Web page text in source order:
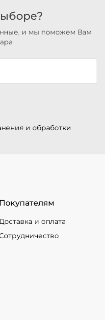
и мы поможем Вам
и обработки
Покупателям
и оплата